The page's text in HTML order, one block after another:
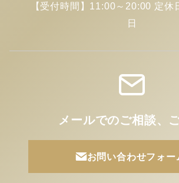
【受付時間】11:00～20:00 定休
日
メールでのご相談、
お問い合わせフォー